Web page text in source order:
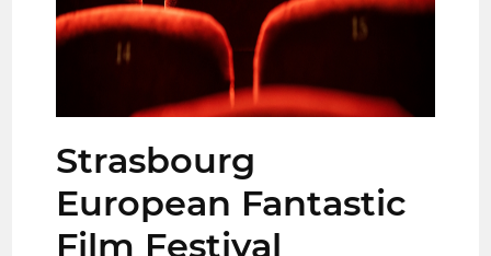
Strasbourg
European Fantastic
Film Festival